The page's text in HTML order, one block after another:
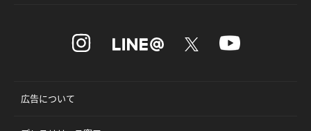
広告について